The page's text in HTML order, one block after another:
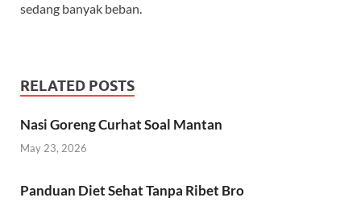
sedang banyak beban.
RELATED POSTS
Nasi Goreng Curhat Soal Mantan
May 23, 2026
Panduan Diet Sehat Tanpa Ribet Bro